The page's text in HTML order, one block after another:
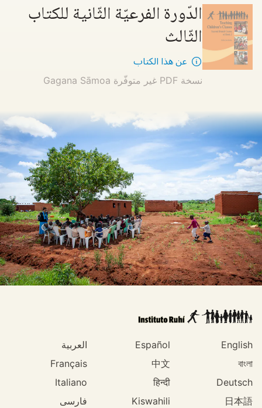
الدّورة الفرعيّة الثّانية للكتاب
الثّالث
عن هذا الكتاب
نسخة PDF غير متوفّرة Gagana Sāmoa
English
Español
العربية
বাংলা
中文
Français
Deutsch
हिन्दी
Italiano
日本語
Kiswahili
فارسی